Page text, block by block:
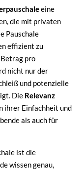
eine
die mit privaten
Pauschale
effizient zu
pro
nicht nur der
und potenzielle
Die Relevanz
ihrer Einfachheit und
als auch für
ist die
wissen genau,